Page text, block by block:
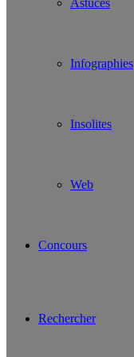
Astuces
Infographies
Insolites
Web
Concours
Rechercher